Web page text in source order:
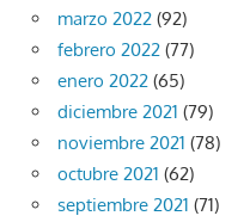
marzo 2022 (92)
febrero 2022 (77)
enero 2022 (65)
diciembre 2021 (79)
noviembre 2021 (78)
octubre 2021 (62)
septiembre 2021 (71)